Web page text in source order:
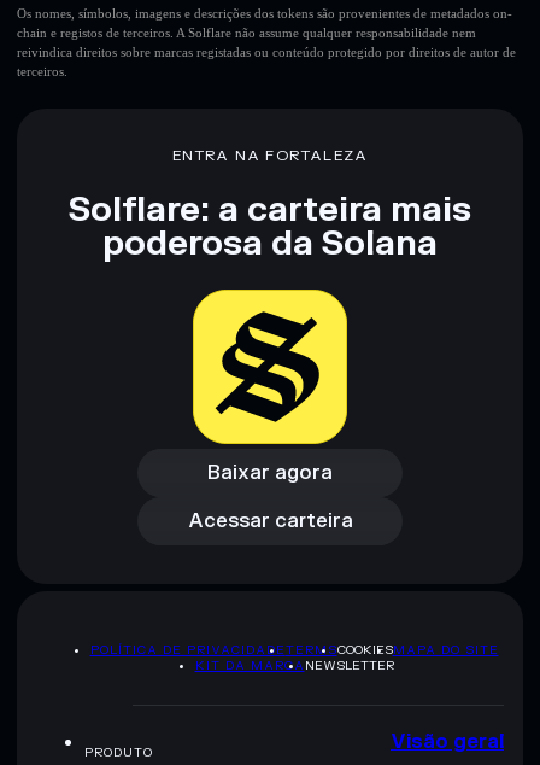
carteira não-custodial onde controlas as tuas chaves privadas
Os nomes, símbolos, imagens e descrições dos tokens são provenientes de metadados on-
chain e registos de terceiros. A Solflare não assume qualquer responsabilidade nem
reivindica direitos sobre marcas registadas ou conteúdo protegido por direitos de autor de
terceiros.
ENTRA NA FORTALEZA
Solflare: a carteira mais
poderosa da Solana
Baixar agora
Baixar agora
Acessar carteira
Acessar carteira
POLÍTICA DE PRIVACIDADETERMSCOOKIESMAPA DO SITE
KIT DA MARCA NEWSLETTER
PRODUTO Visão geral